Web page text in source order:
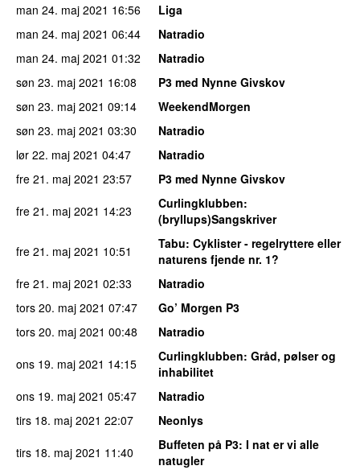
man 24. maj 2021 16:56
Liga
man 24. maj 2021 06:44
Natradio
man 24. maj 2021 01:32
Natradio
søn 23. maj 2021 16:08
P3 med Nynne Givskov
søn 23. maj 2021 09:14
WeekendMorgen
søn 23. maj 2021 03:30
Natradio
lør 22. maj 2021 04:47
Natradio
fre 21. maj 2021 23:57
P3 med Nynne Givskov
fre 21. maj 2021 14:23 Curlingklubben:
(bryllups)Sangskriver
fre 21. maj 2021 10:51 Tabu: Cyklister - regelryttere eller
naturens fjende nr. 1?
fre 21. maj 2021 02:33
Natradio
tors 20. maj 2021 07:47
Go’ Morgen P3
tors 20. maj 2021 00:48
Natradio
ons 19. maj 2021 14:15 Curlingklubben: Gråd, pølser og
inhabilitet
ons 19. maj 2021 05:47
Natradio
tirs 18. maj 2021 22:07
Neonlys
tirs 18. maj 2021 11:40 Buffeten på P3: I nat er vi alle
natugler